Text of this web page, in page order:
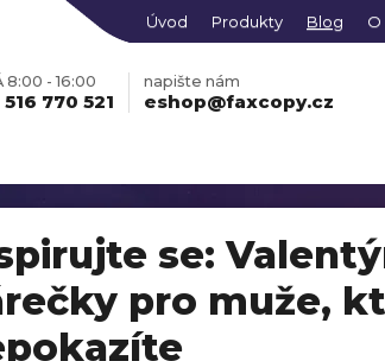
Úvod Produkty Blog O
8:00 - 16:00
770 521
napište nám
eshop@faxcopy.cz
na plátně z Vašich
skrytým
se:
pro muže,